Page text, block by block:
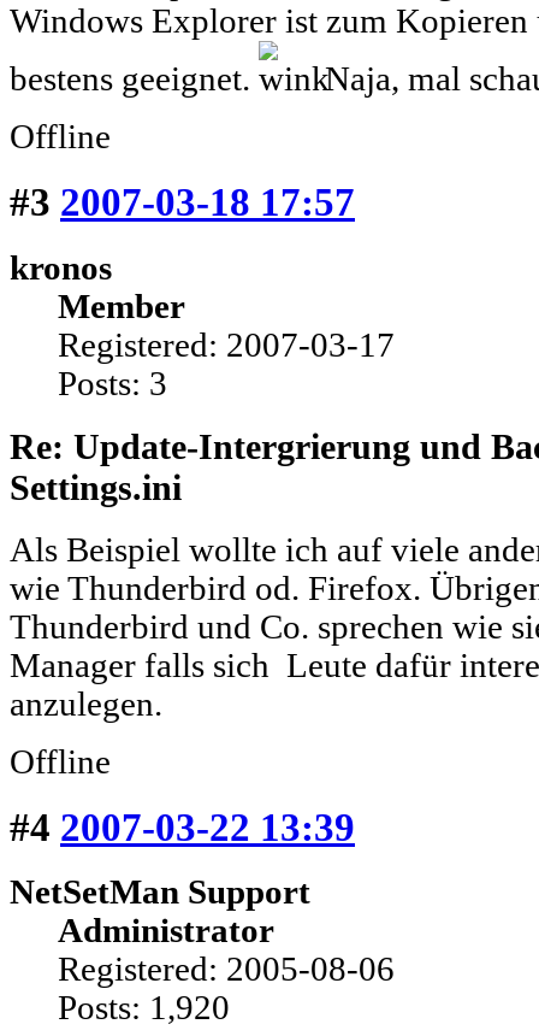
Windows Explorer ist zum Kopieren
bestens geeignet.
Naja, mal
Offline
#3 2007-03-18 17:57
kronos
Member
Registered: 2007-03-17
Posts: 3
Re: Update-Intergrierung und
Settings.ini
Als Beispiel wollte ich auf viele
wie Thunderbird od. Firefox.
Thunderbird und Co. sprechen wie
Manager falls sich Leute dafür
anzulegen.
Offline
#4 2007-03-22 13:39
NetSetMan Support
Administrator
Registered: 2005-08-06
Posts: 1,920